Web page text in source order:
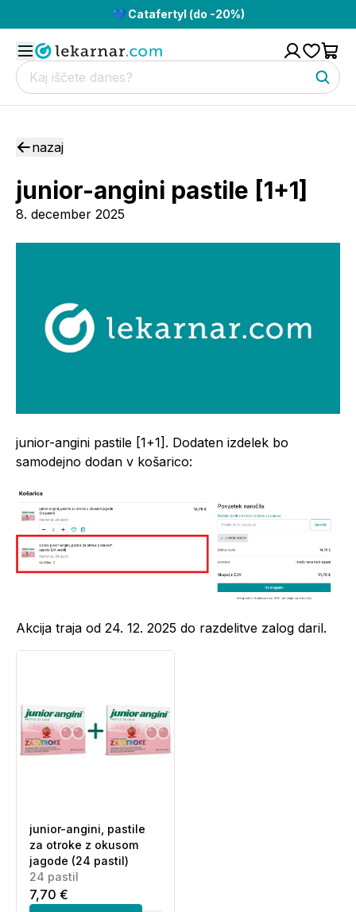
💙 Catafertyl (do -20%)
nazaj
junior-angini pastile [1+1]
8. december 2025
junior-angini pastile [1+1]. Dodaten izdelek bo
samodejno dodan v košarico:
Akcija traja od 24. 12. 2025 do razdelitve zalog daril.
junior-angini, pastile
za otroke z okusom
jagode (24 pastil)
24 pastil
7,70 €